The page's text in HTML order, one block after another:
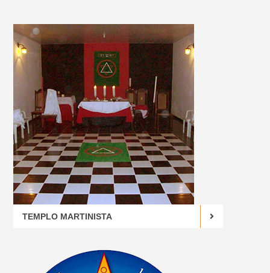
TEMPLO MARTINISTA